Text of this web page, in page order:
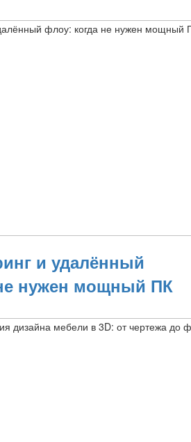
и удалённый
нужен мощный ПК